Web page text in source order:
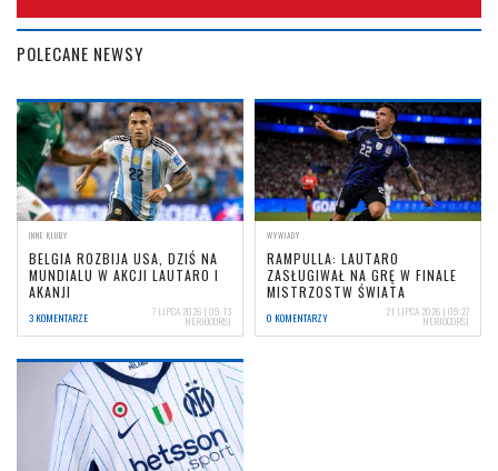
POLECANE NEWSY
INNE KLUBY
BELGIA ROZBIJA USA, DZIŚ NA
MUNDIALU W AKCJI LAUTARO I
AKANJI
3 KOMENTARZE 7 LIPCA 2026 | 09:13
NERIOCORSI
WYWIADY
RAMPULLA: LAUTARO
ZASŁUGIWAŁ NA GRĘ W FINALE
MISTRZOSTW ŚWIATA
0 KOMENTARZY 21 LIPCA 2026 | 09:27
NERIOCORSI